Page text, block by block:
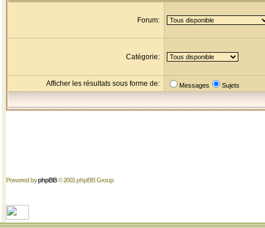
Forum:
Catégorie:
Afficher les résultats sous forme de: Messages Sujets
Powered byphpBB© 2001 phpBB Group